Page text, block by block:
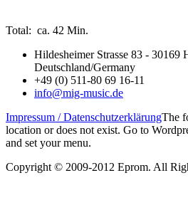
Total: ca. 42 Min.
Hildesheimer Strasse 83 - 30169
Deutschland/Germany
+49 (0) 511-80 69 16-11
info@mig-music.de
Impressum / DatenschutzerklärungThe
location or does not exist. Go to
and set your menu.
Copyright © 2009-2012 Eprom. All